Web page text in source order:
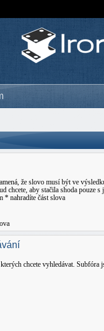
že slovo musí být ve
chcete, aby stačila shoda pouze
* nahradíte část slova
chcete vyhledávat. Subfóra